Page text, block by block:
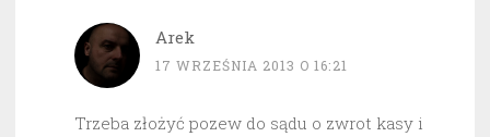
Arek
17 WRZEŚNIA 2013 O 16:21
Trzeba złożyć pozew do sądu o zwrot kasy i